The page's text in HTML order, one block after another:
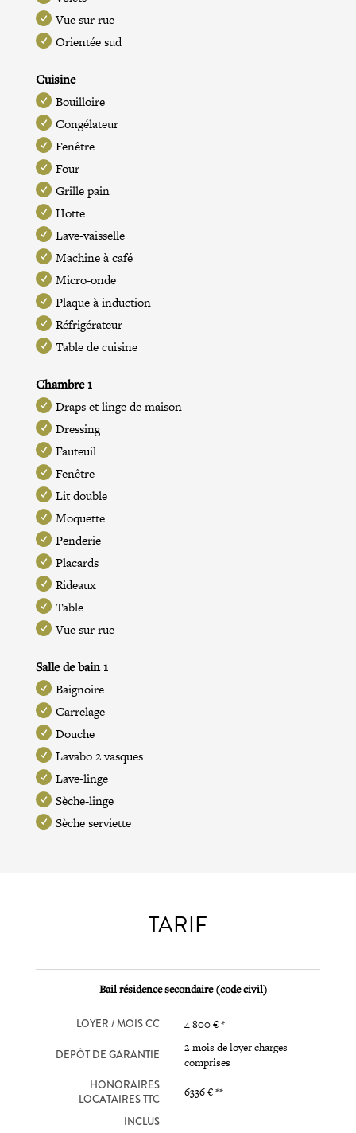
Vue sur rue
Orientée sud
Cuisine
Bouilloire
Congélateur
Fenêtre
Four
Grille pain
Hotte
Lave-vaisselle
Machine à café
Micro-onde
Plaque à induction
Réfrigérateur
Table de cuisine
Chambre 1
Draps et linge de maison
Dressing
Fauteuil
Fenêtre
Lit double
Moquette
Penderie
Placards
Rideaux
Table
Vue sur rue
Salle de bain 1
Baignoire
Carrelage
Douche
Lavabo 2 vasques
Lave-linge
Sèche-linge
Sèche serviette
TARIF
Bail résidence secondaire (code civil)
LOYER / MOIS CC 4 800 € *
DEPÔT DE GARANTIE
2 mois de loyer charges
comprises
HONORAIRES
LOCATAIRES TTC
6336 € **
INCLUS